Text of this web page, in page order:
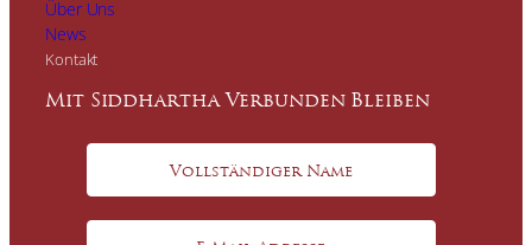
Über Uns
News
Kontakt
Mit Siddhartha Verbunden Bleiben